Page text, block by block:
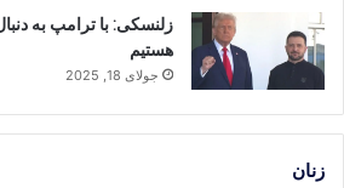
زلنسکی: با ترامپ به
هستیم
جولای 18, 2025
زنان